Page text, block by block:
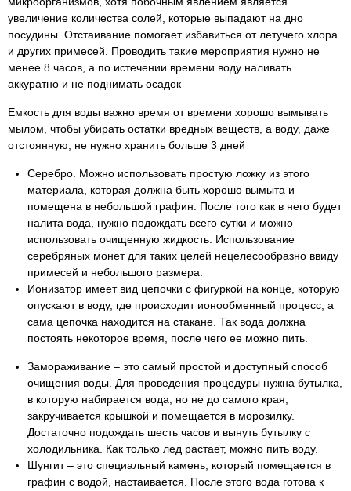
увеличение количества солей, которые выпадают на дно
посудины. Отстаивание помогает избавиться от летучего хлора
и других примесей. Проводить такие мероприятия нужно не
менее 8 часов, а по истечении времени воду наливать
аккуратно и не поднимать осадок
Емкость для воды важно время от времени хорошо вымывать
мылом, чтобы убирать остатки вредных веществ, а воду, даже
отстоянную, не нужно хранить больше 3 дней
Серебро. Можно использовать простую ложку из этого
материала, которая должна быть хорошо вымыта и
помещена в небольшой графин. После того как в него будет
налита вода, нужно подождать всего сутки и можно
использовать очищенную жидкость. Использование
серебряных монет для таких целей нецелесообразно ввиду
примесей и небольшого размера.
Ионизатор имеет вид цепочки с фигуркой на конце, которую
опускают в воду, где происходит ионообменный процесс, а
сама цепочка находится на стакане. Так вода должна
постоять некоторое время, после чего ее можно пить.
Замораживание – это самый простой и доступный способ
очищения воды. Для проведения процедуры нужна бутылка,
в которую набирается вода, но не до самого края,
закручивается крышкой и помещается в морозилку.
Достаточно подождать шесть часов и вынуть бутылку с
холодильника. Как только лед растает, можно пить воду.
Шунгит – это специальный камень, который помещается в
графин с водой, настаивается. После этого вода готова к